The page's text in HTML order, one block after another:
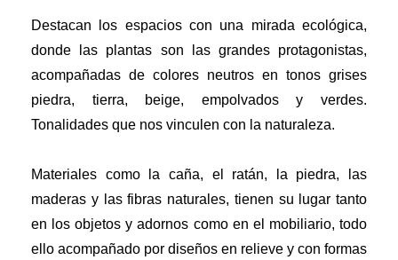
Destacan los espacios con una mirada ecológica,
donde las plantas son las grandes protagonistas,
acompañadas de colores neutros en tonos grises
piedra, tierra, beige, empolvados y verdes.
Tonalidades que nos vinculen con la naturaleza.
Materiales como la caña, el ratán, la piedra, las
maderas y las fibras naturales, tienen su lugar tanto
en los objetos y adornos como en el mobiliario, todo
ello acompañado por diseños en relieve y con formas